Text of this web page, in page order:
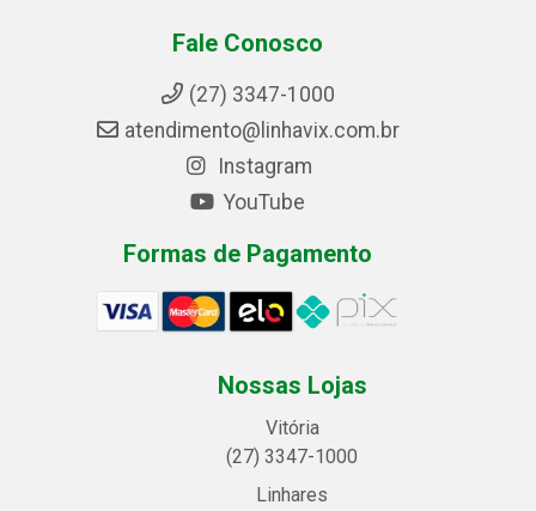
Fale Conosco
(27) 3347-1000
atendimento@linhavix.com.br
Instagram
YouTube
Formas de Pagamento
Nossas Lojas
Vitória
(27) 3347-1000
Linhares